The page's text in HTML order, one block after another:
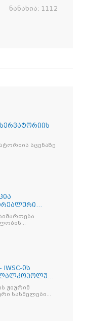
ნანახია: 1112
სცენაზე
ის
ჟიურიმ